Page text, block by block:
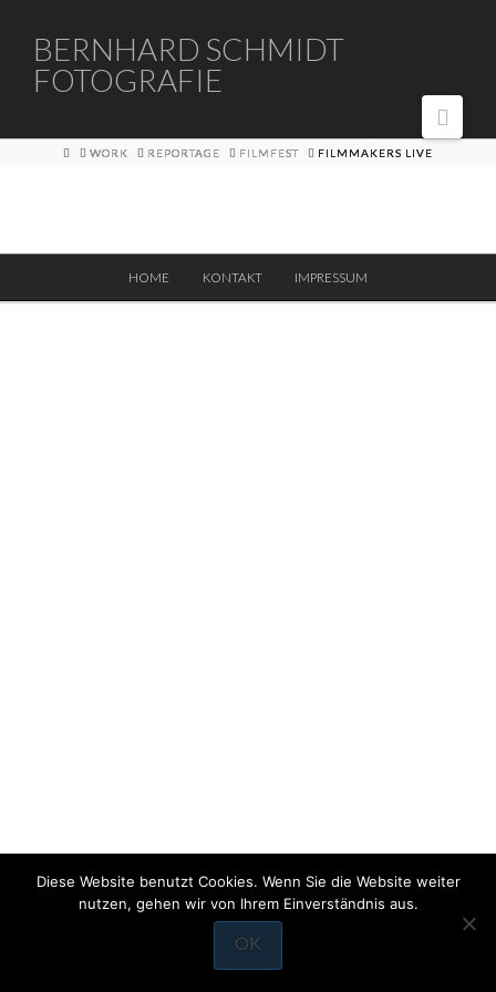
BERNHARD
SCHMIDT
FOTOGRAFIE
BERNHARD SCHMIDT
FOTOGRAFIE
HOME
WORK REPORTAGE FILMFEST FILMMAKERS LIVE
HOME KONTAKT IMPRESSUM
Diese Website benutzt Cookies. Wenn Sie die Website weiter
nutzen, gehen wir von Ihrem Einverständnis aus.
OK